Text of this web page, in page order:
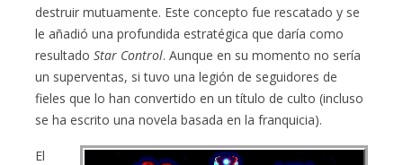
destruir mutuamente. Este concepto fue rescatado y se
le añadió una profundida estratégica que daría como
resultadoStar Control. Aunque en su momento no sería
un superventas, si tuvo una legión de seguidores de
fieles que lo han convertido en un título de culto (incluso
se ha escrito una novela basada en la franquicia).
El